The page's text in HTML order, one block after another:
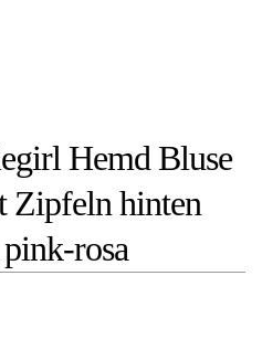
Hemd Bluse
Zipfeln hinten
rosa